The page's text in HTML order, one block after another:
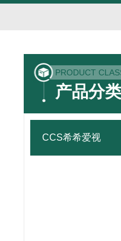
PRODUCT
产品分类
CCS希希爱视